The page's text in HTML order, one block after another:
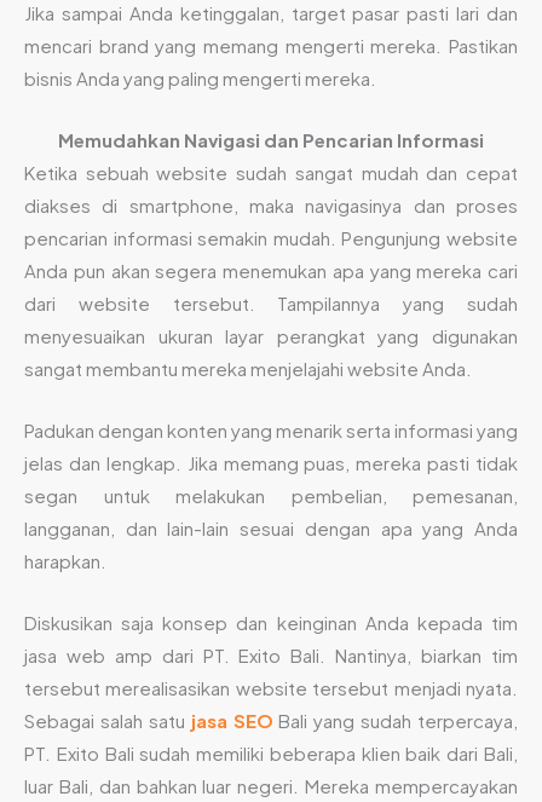
Jika sampai Anda ketinggalan, target pasar pasti lari dan
mencari brand yang memang mengerti mereka. Pastikan
bisnis Anda yang paling mengerti mereka.
Memudahkan Navigasi dan Pencarian Informasi
Ketika sebuah website sudah sangat mudah dan cepat
diakses di smartphone, maka navigasinya dan proses
pencarian informasi semakin mudah. Pengunjung website
Anda pun akan segera menemukan apa yang mereka cari
dari website tersebut. Tampilannya yang sudah
menyesuaikan ukuran layar perangkat yang digunakan
sangat membantu mereka menjelajahi website Anda.
Padukan dengan konten yang menarik serta informasi yang
jelas dan lengkap. Jika memang puas, mereka pasti tidak
segan untuk melakukan pembelian, pemesanan,
langganan, dan lain-lain sesuai dengan apa yang Anda
harapkan.
Diskusikan saja konsep dan keinginan Anda kepada tim
jasa web amp dari PT. Exito Bali. Nantinya, biarkan tim
tersebut merealisasikan website tersebut menjadi nyata.
Sebagai salah satu jasa SEO Bali yang sudah terpercaya,
PT. Exito Bali sudah memiliki beberapa klien baik dari Bali,
luar Bali, dan bahkan luar negeri. Mereka mempercayakan